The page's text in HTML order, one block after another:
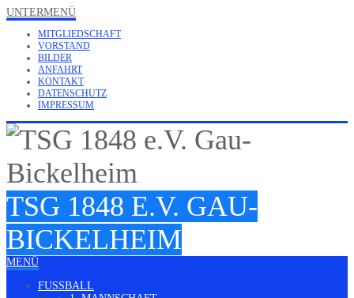
UNTERMENÜ
MITGLIEDSCHAFT
VORSTAND
BILDER
ANFAHRT
KONTAKT
DATENSCHUTZ
IMPRESSUM
TSG 1848 E.V. GAU-
BICKELHEIM
MENÜ
FUSSBALL